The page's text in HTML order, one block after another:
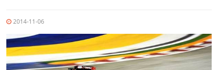
2014-11-06